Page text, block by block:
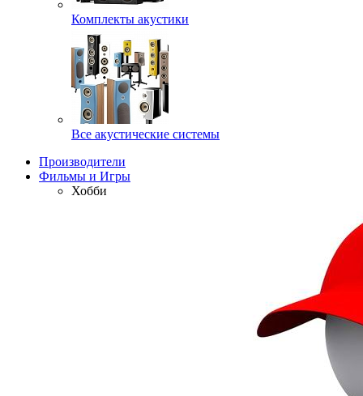
Комплекты акустики
Все акустические системы
Производители
Фильмы и Игры
Хобби